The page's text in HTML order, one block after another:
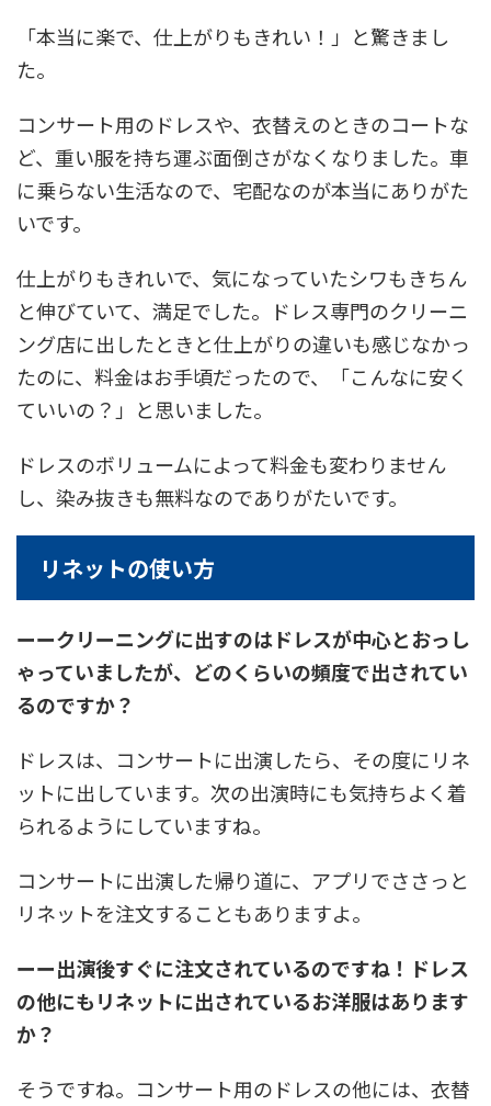
「本当に楽で、仕上がりもきれい！」と驚きまし
た。
コンサート用のドレスや、衣替えのときのコートな
ど、重い服を持ち運ぶ面倒さがなくなりました。車
に乗らない生活なので、宅配なのが本当にありがた
いです。
仕上がりもきれいで、気になっていたシワもきちん
と伸びていて、満足でした。ドレス専門のクリーニ
ング店に出したときと仕上がりの違いも感じなかっ
たのに、料金はお手頃だったので、「こんなに安く
ていいの？」と思いました。
ドレスのボリュームによって料金も変わりません
し、染み抜きも無料なのでありがたいです。
リネットの使い方
ーークリーニングに出すのはドレスが中心とおっし
ゃっていましたが、どのくらいの頻度で出されてい
るのですか？
ドレスは、コンサートに出演したら、その度にリネ
ットに出しています。次の出演時にも気持ちよく着
られるようにしていますね。
コンサートに出演した帰り道に、アプリでささっと
リネットを注文することもありますよ。
ーー出演後すぐに注文されているのですね！ドレス
の他にもリネットに出されているお洋服はあります
か？
そうですね。コンサート用のドレスの他には、衣替